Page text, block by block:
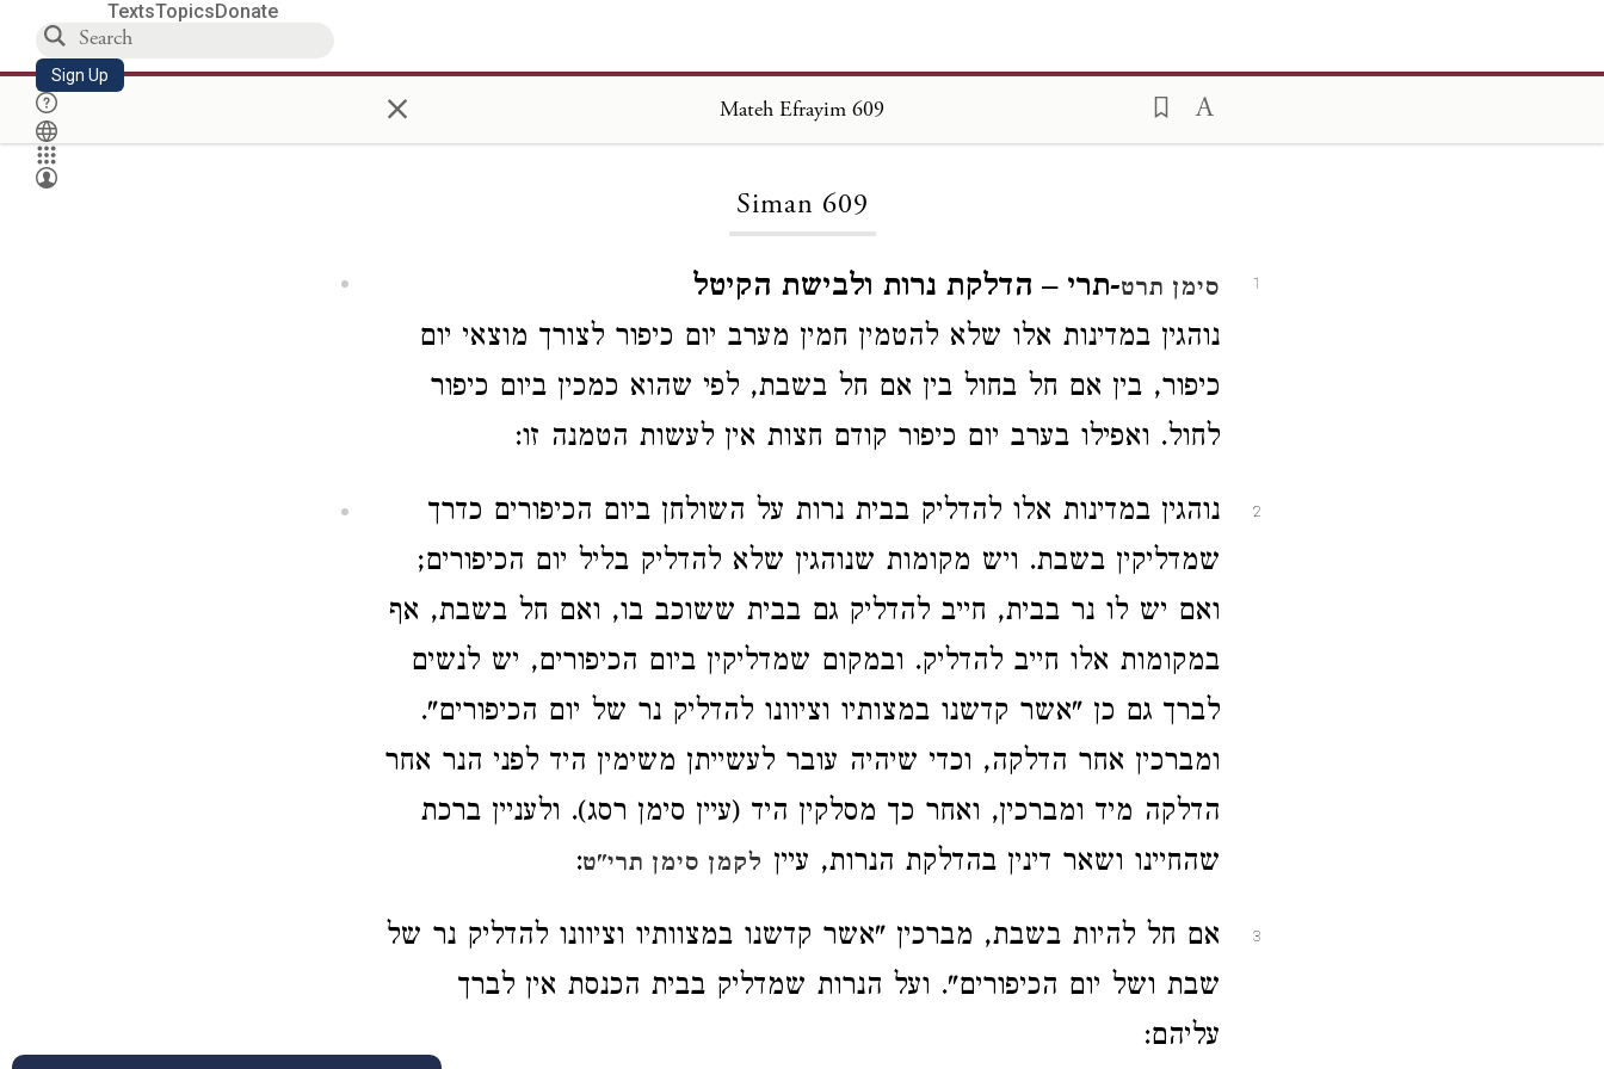
TextsTopicsDonate
Sign Up × Mateh Efrayim 609
Siman 609
1 סימן תרט-תרי – הדלקת נרות ולבישת הקיטל
נוהגין במדינות אלו שלא להטמין חמין מערב יום כיפור לצורך מוצאי יום
כיפור, בין אם חל בחול בין אם חל בשבת, לפי שהוא כמכין ביום כיפור
לחול. ואפילו בערב יום כיפור קודם חצות אין לעשות הטמנה זו:
2
נוהגין במדינות אלו להדליק בבית נרות על השולחן ביום הכיפורים כדרך
שמדליקין בשבת. ויש מקומות שנוהגין שלא להדליק בליל יום הכיפורים;
ואם יש לו נר בבית, חייב להדליק גם בבית ששוכב בו, ואם חל בשבת, אף
במקומות אלו חייב להדליק. ובמקום שמדליקין ביום הכיפורים, יש לנשים
לברך גם כן "אשר קדשנו במצותיו וציוונו להדליק נר של יום הכיפורים".
ומברכין אחר הדלקה, וכדי שיהיה עובר לעשייתן משימין היד לפני הנר אחר
הדלקה מיד ומברכין, ואחר כך מסלקין היד (עיין סימן רסג). ולעניין ברכת
שהחיינו ושאר דינין בהדלקת הנרות, עיין לקמן סימן תרי"ט:
3
אם חל להיות בשבת, מברכין "אשר קדשנו במצוותיו וציוונו להדליק נר של
שבת ושל יום הכיפורים". ועל הנרות שמדליק בבית הכנסת אין לברך
עליהם: